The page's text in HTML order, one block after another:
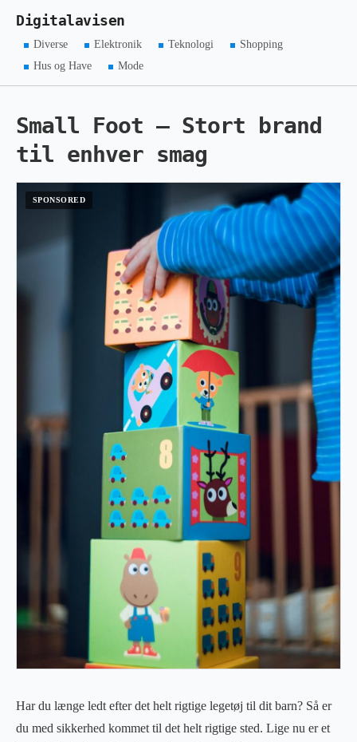
Digitalavisen
Diverse Elektronik Teknologi
Shopping
Hus og Have
Mode
Small Foot – Stort brand
til enhver smag
Har du længe ledt efter det helt rigtige legetøj til dit barn? Så er
du med sikkerhed kommet til det helt rigtige sted. Lige nu er et